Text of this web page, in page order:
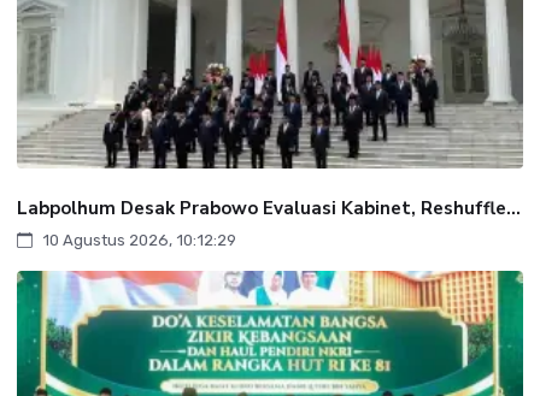
Labpolhum Desak Prabowo Evaluasi Kabinet, Reshuffle...
10 Agustus 2026, 10:12:29